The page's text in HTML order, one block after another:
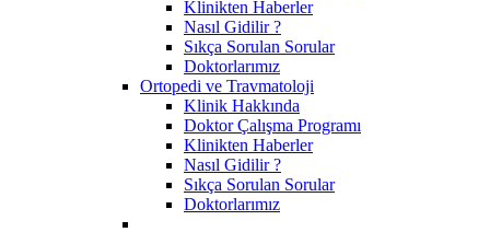
Klinikten Haberler
Nasıl Gidilir ?
Sıkça Sorulan Sorular
Doktorlarımız
Ortopedi ve Travmatoloji
Klinik Hakkında
Doktor Çalışma Programı
Klinikten Haberler
Nasıl Gidilir ?
Sıkça Sorulan Sorular
Doktorlarımız